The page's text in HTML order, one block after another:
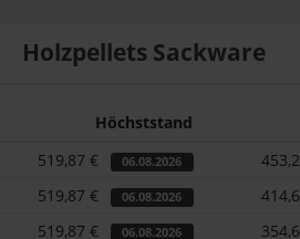
Holzpellets Sackware
Höchststand
519,87 € 06.08.2026
519,87 € 06.08.2026
519,87 € 06.08.2026